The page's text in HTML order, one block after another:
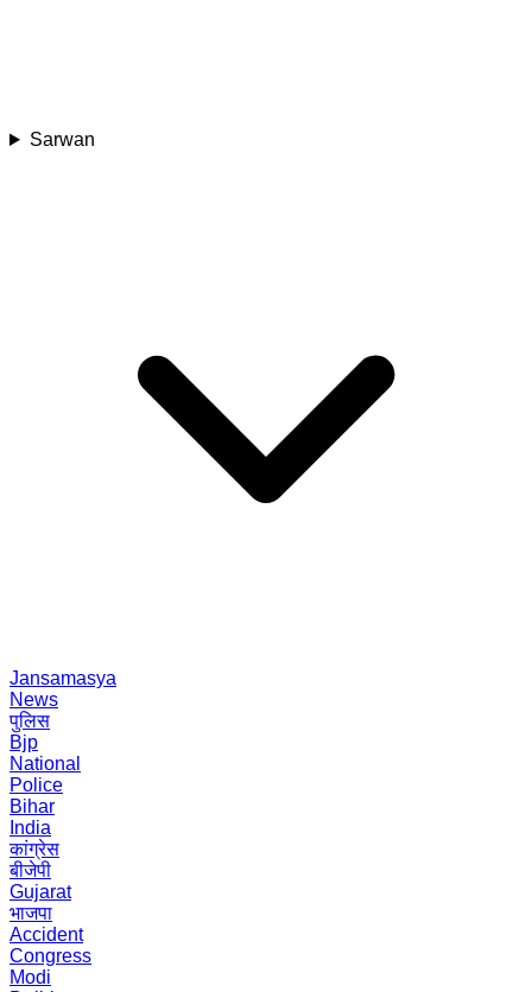
Sarwan
Jansamasya
News
पुलिस
Bjp
National
Police
Bihar
India
कांग्रेस
बीजेपी
Gujarat
भाजपा
Accident
Congress
Modi